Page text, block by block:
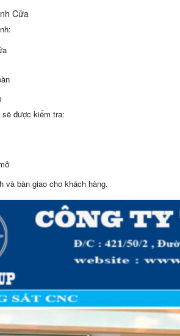
Cửa
được kiểm tra:
và bàn giao cho khách hàng.